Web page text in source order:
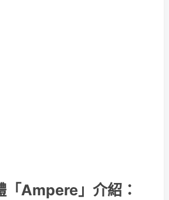
Ampere」介紹：